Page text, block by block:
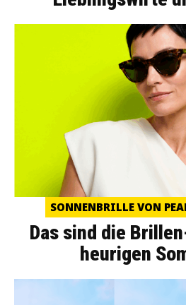
SONNENBRILLE VON
Das sind die
heurigen